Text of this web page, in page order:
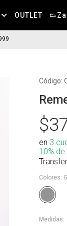
OUTLET
Código:
en 3
10%
Colores:
Medidas: